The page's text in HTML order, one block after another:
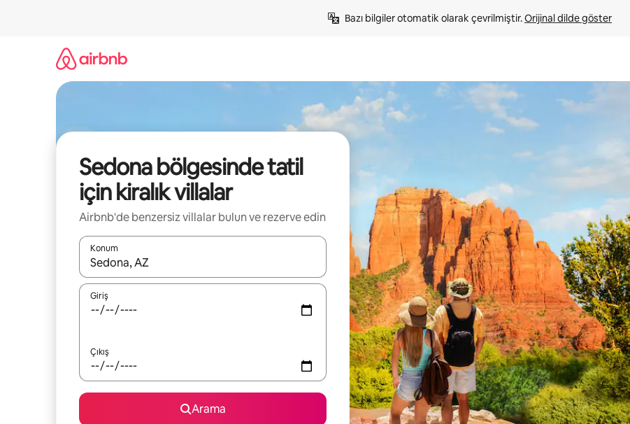
Bazı bilgiler otomatik olarak çevrilmiştir. Orijinal dilde göster
Sedona bölgesinde tatil
için kiralık villalar
Airbnb'de benzersiz villalar bulun ve rezerve edin
Konum
Sonuçlar kullanılabilir olduğunda yukarı ve aşağı oklarıyla gezinin veya dokunarak ya da kaydırma hareketleriyle keşfedin.
Giriş
Çıkış
Arama